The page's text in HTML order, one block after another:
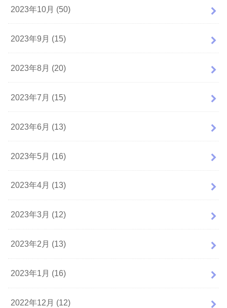
2023年10月 (50)
2023年9月 (15)
2023年8月 (20)
2023年7月 (15)
2023年6月 (13)
2023年5月 (16)
2023年4月 (13)
2023年3月 (12)
2023年2月 (13)
2023年1月 (16)
2022年12月 (12)